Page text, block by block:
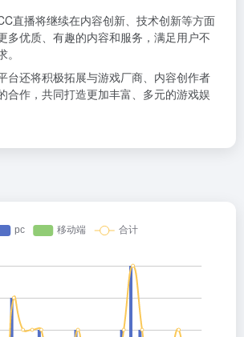
直播将继续在内容创新、技术创新等方面
多优质、有趣的内容和服务，满足用户不
台还将积极拓展与游戏厂商、内容创作者
合作，共同打造更加丰富、多元的游戏娱